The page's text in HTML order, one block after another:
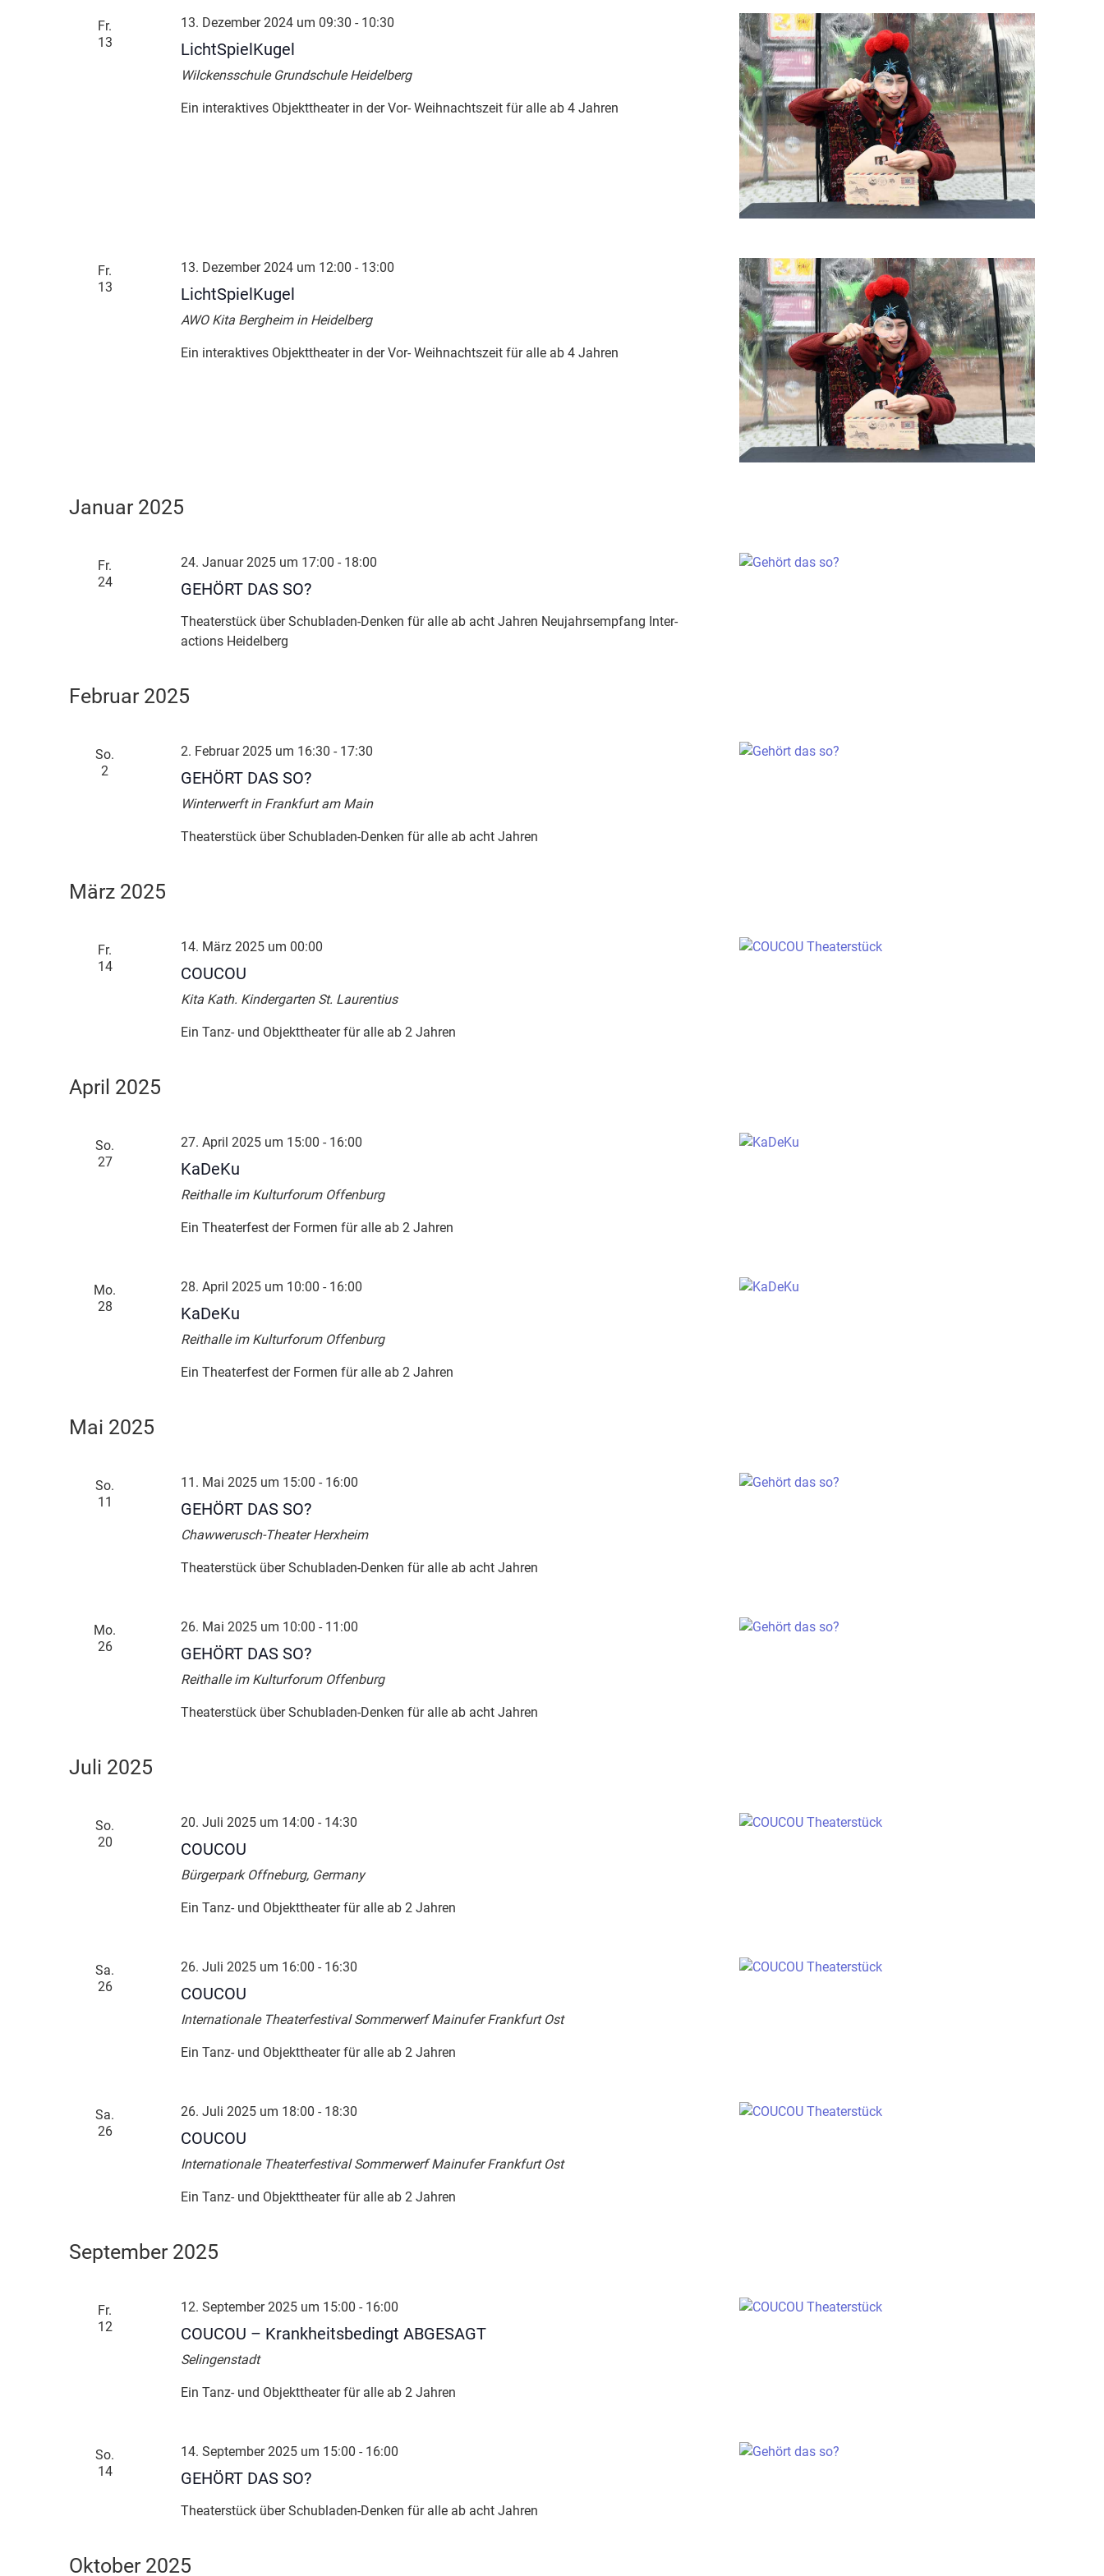
Fr.
13
13. Dezember 2024 um 09:30 - 10:30
LichtSpielKugel
Wilckensschule Grundschule Heidelberg
Ein interaktives Objekttheater in der Vor- Weihnachtszeit für alle ab 4 Jahren
Fr.
13
13. Dezember 2024 um 12:00 - 13:00
LichtSpielKugel
AWO Kita Bergheim in Heidelberg
Ein interaktives Objekttheater in der Vor- Weihnachtszeit für alle ab 4 Jahren
Januar 2025
Fr.
24
24. Januar 2025 um 17:00 - 18:00
GEHÖRT DAS SO?
Theaterstück über Schubladen-Denken für alle ab acht Jahren Neujahrsempfang Inter-
actions Heidelberg
Februar 2025
So.
2
2. Februar 2025 um 16:30 - 17:30
GEHÖRT DAS SO?
Winterwerft in Frankfurt am Main
Theaterstück über Schubladen-Denken für alle ab acht Jahren
März 2025
Fr.
14
14. März 2025 um 00:00
COUCOU
Kita Kath. Kindergarten St. Laurentius
Ein Tanz- und Objekttheater für alle ab 2 Jahren
April 2025
So.
27
27. April 2025 um 15:00 - 16:00
KaDeKu
Reithalle im Kulturforum Offenburg
Ein Theaterfest der Formen für alle ab 2 Jahren
Mo.
28
28. April 2025 um 10:00 - 16:00
KaDeKu
Reithalle im Kulturforum Offenburg
Ein Theaterfest der Formen für alle ab 2 Jahren
Mai 2025
So.
11
11. Mai 2025 um 15:00 - 16:00
GEHÖRT DAS SO?
Chawwerusch-Theater Herxheim
Theaterstück über Schubladen-Denken für alle ab acht Jahren
Mo.
26
26. Mai 2025 um 10:00 - 11:00
GEHÖRT DAS SO?
Reithalle im Kulturforum Offenburg
Theaterstück über Schubladen-Denken für alle ab acht Jahren
Juli 2025
So.
20
20. Juli 2025 um 14:00 - 14:30
COUCOU
Bürgerpark Offneburg, Germany
Ein Tanz- und Objekttheater für alle ab 2 Jahren
Sa.
26
26. Juli 2025 um 16:00 - 16:30
COUCOU
Internationale Theaterfestival SommerwerfMainufer Frankfurt Ost
Ein Tanz- und Objekttheater für alle ab 2 Jahren
Sa.
26
26. Juli 2025 um 18:00 - 18:30
COUCOU
Internationale Theaterfestival SommerwerfMainufer Frankfurt Ost
Ein Tanz- und Objekttheater für alle ab 2 Jahren
September 2025
Fr.
12
12. September 2025 um 15:00 - 16:00
COUCOU – Krankheitsbedingt ABGESAGT
Selingenstadt
Ein Tanz- und Objekttheater für alle ab 2 Jahren
So.
14
14. September 2025 um 15:00 - 16:00
GEHÖRT DAS SO?
Theaterstück über Schubladen-Denken für alle ab acht Jahren
Oktober 2025